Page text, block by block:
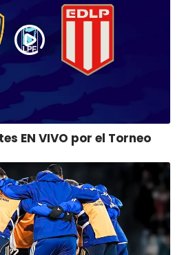
EN VIVO por el Torneo